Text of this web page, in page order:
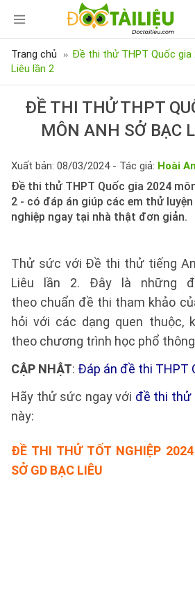
Trang chủ
Đề thi thử THPT Quốc gia
Liêu lần 2
ĐỀ THI THỬ THPT
MÔN ANH SỞ BẠC
Xuất bản: 08/03/2024 - Tác giả: Hoài
Đề thi thử THPT Quốc gia 2024
2 - có đáp án giúp các em thử
nghiệp ngay tại nhà thật đơn giản.
Thử sức với Đề thi thử tiếng
Liêu lần 2. Đây là những
theo chuẩn đề thi tham khảo
hỏi với các dạng quen thuộc,
theo chương trình học phổ
CẬP NHẬT: Đáp án đề thi THPT
Hãy thử sức ngay với đề thi thử
này:
ĐỀ THI THỬ TỐT NGHIỆP
SỞ GD BẠC LIÊU